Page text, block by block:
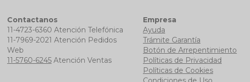
Contactanos
11-4723-6360 Atención Telefónica
11-7969-2021 Atención Pedidos
Web
11-5760-6245 Atención Ventas
Empresa
Ayuda
Trámite Garantía
Botón de Arrepentimiento
Políticas de Privacidad
Políticas de Cookies